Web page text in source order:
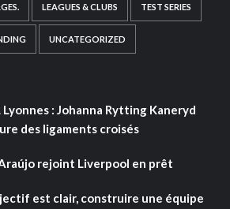
LEAGUES & CLUBS TEST SERIES
UNCATEGORIZED
Lyonnes : Johanna Rytting Kaneryd
des ligaments croisés
Araújo rejoint Liverpool en prêt
est clair, construire une équipe